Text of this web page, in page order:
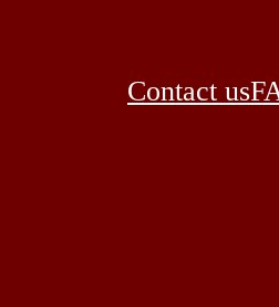
Contact us